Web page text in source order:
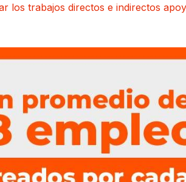
los trabajos directos e indirectos